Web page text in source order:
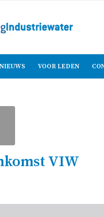
VOOR LEDEN
VIW